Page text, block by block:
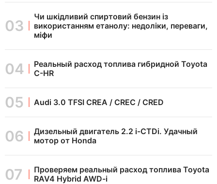
Чи шкідливий спиртовий бензин із
використанням етанолу: недоліки, переваги,
міфи
Реальный расход топлива гибридной Toyota
C-HR
Audi 3.0 TFSI CREA / CREC / CRED
Дизельный двигатель 2.2 i-CTDi. Удачный
мотор от Honda
Проверяем реальный расход топлива Toyota
RAV4 Hybrid AWD-i